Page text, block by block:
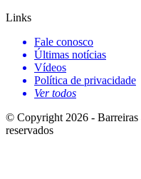
Links
Fale conosco
Últimas notícias
Vídeos
Política de privacidade
Ver todos
© Copyright 2026 - Barreiras
reservados